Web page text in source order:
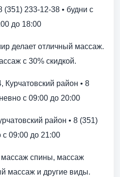
(351) 233-12-38 • будни с
до 18:00
делает отличный массаж.
с 30% скидкой.
Курчатовский район • 8
с 09:00 до 20:00
район • 8 (351)
09:00 до 21:00
массаж спины, массаж
массаж и другие виды.